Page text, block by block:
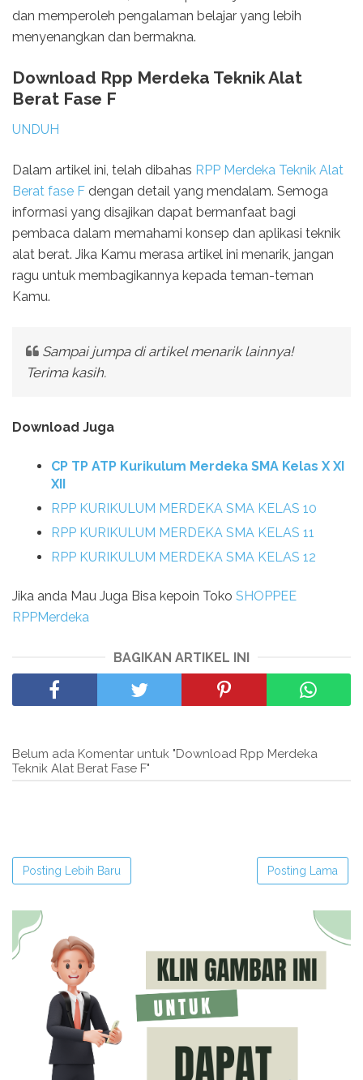
dan memperoleh pengalaman belajar yang lebih
menyenangkan dan bermakna.
Download Rpp Merdeka Teknik Alat
Berat Fase F
UNDUH
Dalam artikel ini, telah dibahas RPP Merdeka Teknik Alat
Berat fase F dengan detail yang mendalam. Semoga
informasi yang disajikan dapat bermanfaat bagi
pembaca dalam memahami konsep dan aplikasi teknik
alat berat. Jika Kamu merasa artikel ini menarik, jangan
ragu untuk membagikannya kepada teman-teman
Kamu.
Sampai jumpa di artikel menarik lainnya!
Terima kasih.
Download Juga
CP TP ATP Kurikulum Merdeka SMA Kelas X XI
XII
RPP KURIKULUM MERDEKA SMA KELAS 10
RPP KURIKULUM MERDEKA SMA KELAS 11
RPP KURIKULUM MERDEKA SMA KELAS 12
Jika anda Mau Juga Bisa kepoin Toko SHOPPEE
RPPMerdeka
BAGIKAN ARTIKEL INI
Belum ada Komentar untuk "Download Rpp Merdeka
Teknik Alat Berat Fase F"
Posting Lebih Baru Posting Lama